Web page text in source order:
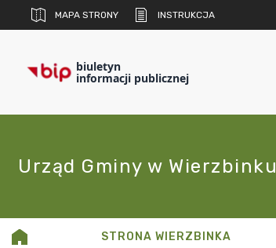
MAPA STRONY INSTRUKCJA
biuletyn
informacji publicznej
Urząd Gminy w Wierzbinku
STRONA WIERZBINKA